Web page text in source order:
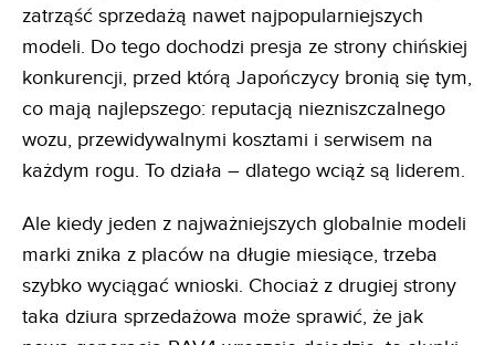
zatrząść sprzedażą nawet najpopularniejszych
modeli. Do tego dochodzi presja ze strony chińskiej
konkurencji, przed którą Japończycy bronią się tym,
co mają najlepszego: reputacją niezniszczalnego
wozu, przewidywalnymi kosztami i serwisem na
każdym rogu. To działa – dlatego wciąż są liderem.
Ale kiedy jeden z najważniejszych globalnie modeli
marki znika z placów na długie miesiące, trzeba
szybko wyciągać wnioski. Chociaż z drugiej strony
taka dziura sprzedażowa może sprawić, że jak